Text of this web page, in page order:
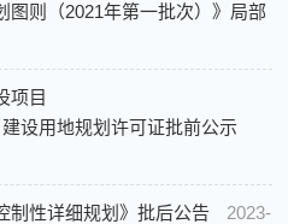
图则（2021年第一批次）》局部
项目
建设用地规划许可证批前公示
制性详细规划》批后公告
2023-